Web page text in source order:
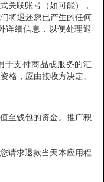
关联账号（如可能），
将退还您已产生的任何
详细信息，以便处理退
于支付商品或服务的汇
格，应由接收方决定。
至钱包的资金。推广积
请求退款当天本应用程